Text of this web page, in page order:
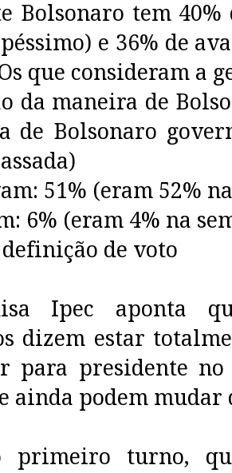
Bolsonaro tem
e 36% de
que consideram a
da maneira de
de Bolsonaro
51% (eram 52%
6% (eram 4% na
de voto
Ipec aponta
dizem estar
para presidente no
ainda podem mudar
primeiro turno,